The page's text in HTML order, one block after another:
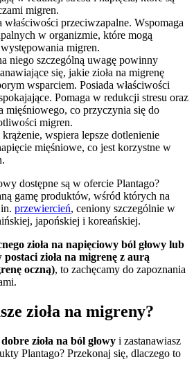
migren.
właściwości przeciwzapalne. Wspomaga
w organizmie, które mogą
migren.
niego szczególną uwagę powinny
się, jakie zioła na migrenę
wsparciem. Posiada właściwości
Pomaga w redukcji stresu oraz
mięśniowego, co przyczynia się do
migren.
wspiera lepsze dotlenienie
mięśniowe, co jest korzystne w
dostępne są w ofercie Plantago?
gamę produktów, wśród których na
przewiercień, ceniony szczególnie w
japońskiej i koreańskiej.
zioła na napięciowy ból głowy lub
zioła na migrenę z aurą
oczną), to zachęcamy do zapoznania
zioła na migreny?
dobre zioła na ból głowy i zastanawiasz
Plantago? Przekonaj się, dlaczego to